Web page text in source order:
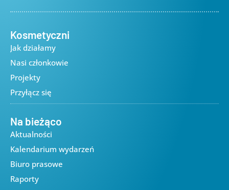
Kosmetyczni
Jak działamy
Nasi członkowie
Projekty
Przyłącz się
Na bieżąco
Aktualności
Kalendarium wydarzeń
Biuro prasowe
Raporty